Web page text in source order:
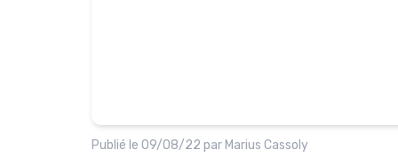
Publié le 09/08/22 par Marius Cassoly